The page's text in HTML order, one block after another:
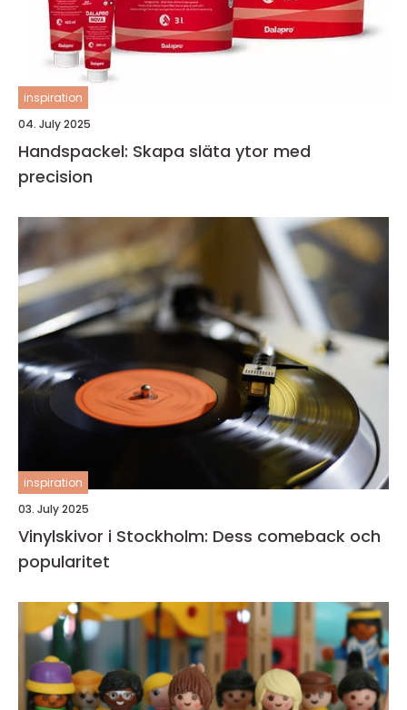
inspiration
04. July 2025
Handspackel: Skapa släta ytor med
precision
inspiration
03. July 2025
Vinylskivor i Stockholm: Dess comeback och
popularitet